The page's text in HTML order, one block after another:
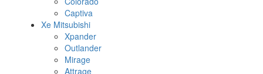
Captiva
Xe Mitsubishi
Xpander
Outlander
Mirage
Attrage